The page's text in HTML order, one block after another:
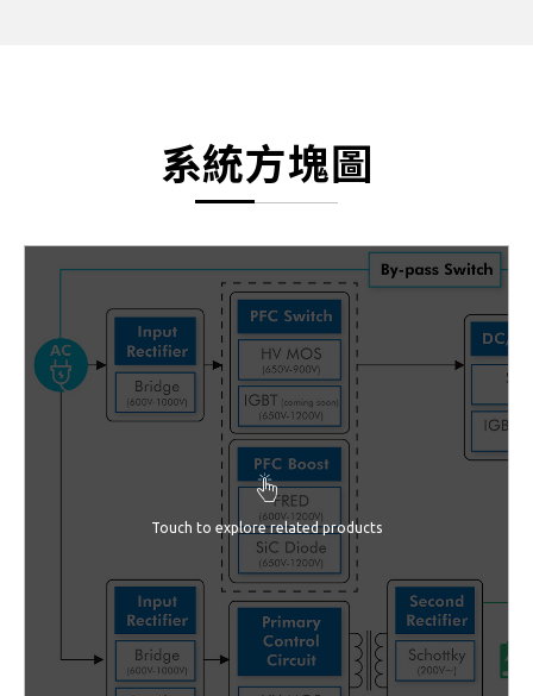
系統方塊圖
Touch to explore related products